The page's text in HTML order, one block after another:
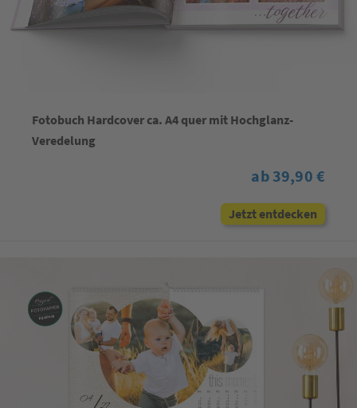
Fotobuch Hardcover ca. A4 quer mit Hochglanz-
Veredelung
ab 39,90 €
Jetzt entdecken